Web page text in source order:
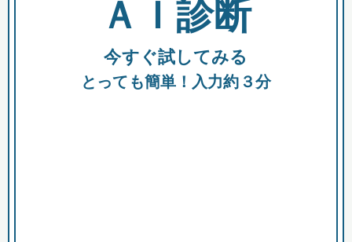
全国の検索結果を含めて表示
助成金 融資 出資
ＡＩ診断
今すぐ試してみる
とっても簡単！入力約３分